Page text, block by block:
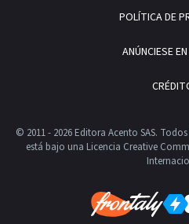
POLÍTICA DE
ANÚNCIESE
© 2011 - 2026 Editora Acento SAS.
está bajo una Licencia Creative